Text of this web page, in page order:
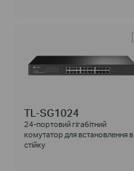
TL-SG1024
24-портовий гігабітний
комутатор для встановлення в
стійку